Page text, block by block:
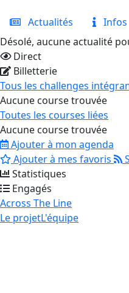
Actualités Infos
Désolé, aucune actualité
Direct
Billetterie
Tous les challenges
Aucune course trouvée
Toutes les courses liées
Aucune course trouvée
Ajouter à mon agenda
Ajouter à mes favoris
Statistiques
Engagés
Across The Line
Le projetL'équipe